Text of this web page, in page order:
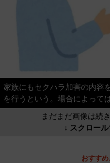
家族にもセクハラ加害の内容
を行うという。場合によって
まだまだ画像は続
↓ スクロー
おすす